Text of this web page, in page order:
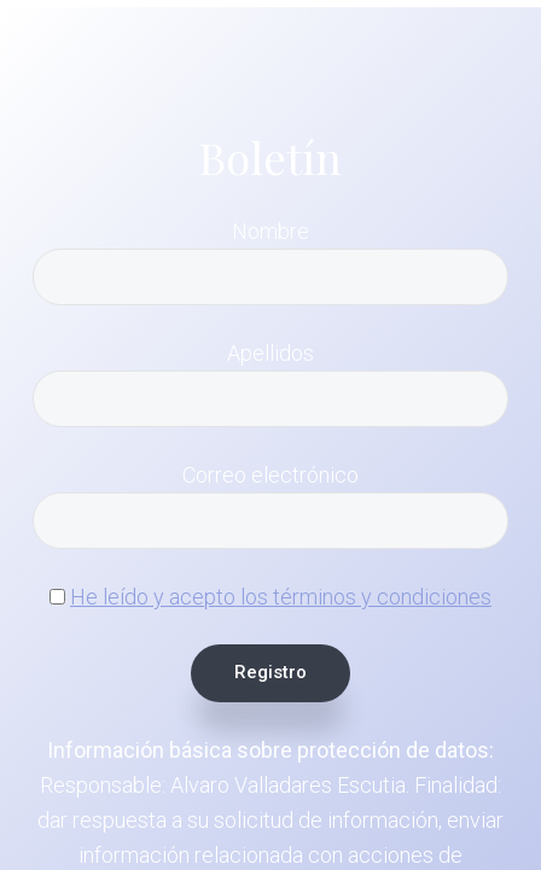
Nombre
Apellidos
Correo electrónico
He leído y acepto los términos y condiciones
Información básica sobre protección de datos:
Responsable: Alvaro Valladares Escutia. Finalidad:
dar respuesta a su solicitud de información, enviar
información relacionada con acciones de